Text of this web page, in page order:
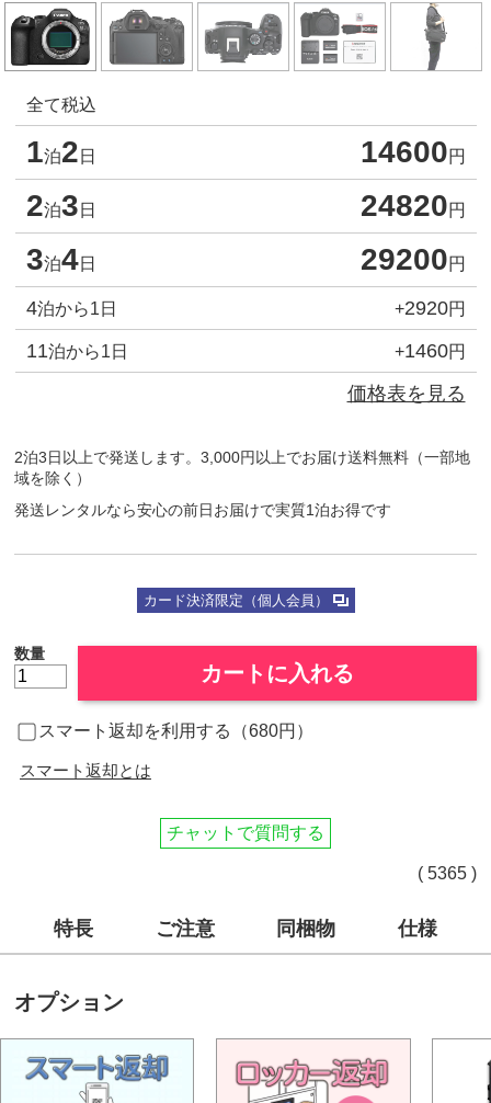
全て税込
1泊2 日 14600円
2泊3 日 24820円
3泊4日 29200円
4泊から1日 +2920円
11泊から1日 +1460円
価格表を見る
2泊3日以上で発送します。3,000円以上でお届け送料無料（一部地
域を除く）
発送レンタルなら安心の前日お届けで実質1泊お得です
カード決済限定（個人会員）
数量
カートに入れる
スマート返却を利用する（680円）
スマート返却とは
チャットで質問する
( 5365 )
特長 ご注意 同梱物 仕様
オプション